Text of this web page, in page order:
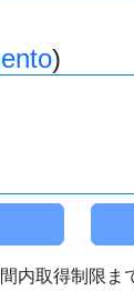
)
内取得制限ま